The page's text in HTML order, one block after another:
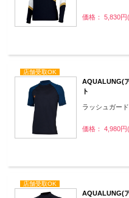
価格： 5,830円
店舗受取OK
AQUALUNG(
ト
ラッシュガー
価格： 4,980円
店舗受取OK
AQUALUNG(